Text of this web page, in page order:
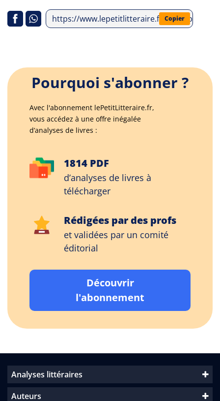
https://www.lepetitlitteraire.fr/index.php/
Copier
Pourquoi s'abonner ?
Avec l'abonnement lePetitLitteraire.fr,
vous accédez à une offre inégalée
d’analyses de livres :
1814 PDF
d’analyses de livres à
télécharger
Rédigées par des profs
et validées par un comité
éditorial
Découvrir
l'abonnement
Analyses littéraires
Auteurs